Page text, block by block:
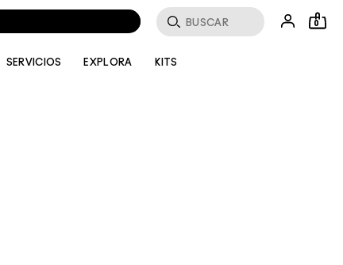
Buscar
0
SERVICIOS EXPLORA KITS